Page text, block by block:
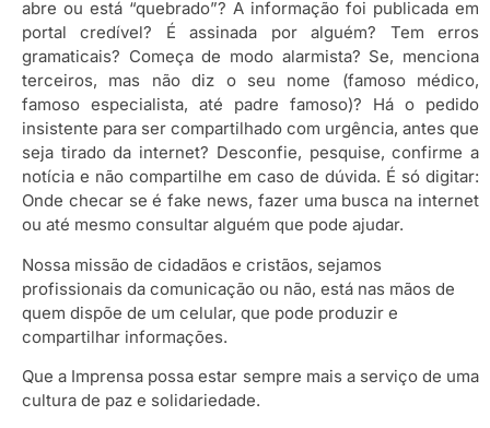
abre ou está “quebrado”? A informação foi publicada em
portal credível? É assinada por alguém? Tem erros
gramaticais? Começa de modo alarmista? Se, menciona
terceiros, mas não diz o seu nome (famoso médico,
famoso especialista, até padre famoso)? Há o pedido
insistente para ser compartilhado com urgência, antes que
seja tirado da internet? Desconfie, pesquise, confirme a
notícia e não compartilhe em caso de dúvida. É só digitar:
Onde checar se é fake news, fazer uma busca na internet
ou até mesmo consultar alguém que pode ajudar.
Nossa missão de cidadãos e cristãos, sejamos
profissionais da comunicação ou não, está nas mãos de
quem dispõe de um celular, que pode produzir e
compartilhar informações.
Que a Imprensa possa estar sempre mais a serviço de uma
cultura de paz e solidariedade.